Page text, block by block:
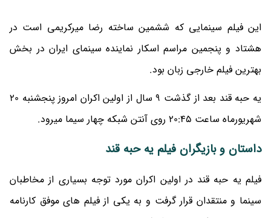
این فیلم سینمایی که ششمین ساخته رضا میرکریمی است در
هشتاد و پنجمین مراسم اسکار نماینده سینمای ایران در بخش
بهترین فیلم خارجی زبان بود.
یه حبه قند بعد از گذشت 9 سال از اولین اکران امروز پنجشنبه 20
شهریورماه ساعت 20:45 روی آنتن شبکه چهار سیما میرود.
داستان و بازیگران فیلم یه حبه قند
فیلم یه حبه قند در اولین اکران مورد توجه بسیاری از مخاطبان
سینما و منتقدان قرار گرفت و به یکی از فیلم های موفق کارنامه